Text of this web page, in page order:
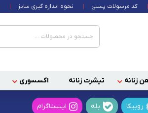
کد مرسولات پستی نحوه اندازه گیری سایز
زنانه تیشرت زنانه اکسسوری
روبیکا بله اینستاگرام